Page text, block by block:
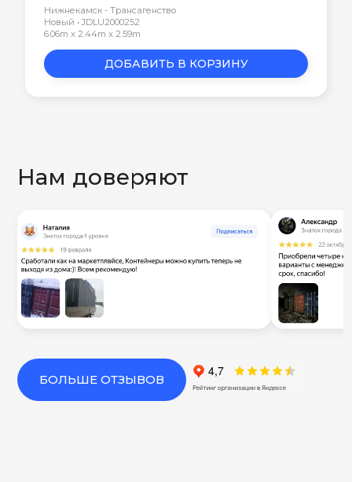
Нижнекамск - Трансагенство
Новый • JDLU2000252
6.06m x 2.44m x 2.59m
ДОБАВИТЬ В КОРЗИНУ
Нам доверяют
БОЛЬШЕ ОТЗЫВОВ